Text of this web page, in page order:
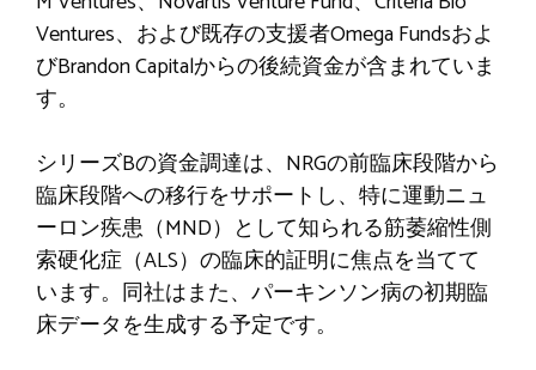
Ventures、および既存の支援者Omega Fundsおよ
びBrandon Capitalからの後続資金が含まれていま
す。
シリーズBの資金調達は、NRGの前臨床段階から
臨床段階への移行をサポートし、特に運動ニュ
ーロン疾患（MND）として知られる筋萎縮性側
索硬化症（ALS）の臨床的証明に焦点を当てて
います。同社はまた、パーキンソン病の初期臨
床データを生成する予定です。